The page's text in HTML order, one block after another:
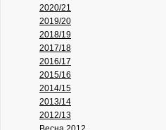
2020/21
2019/20
2018/19
2017/18
2016/17
2015/16
2014/15
2013/14
2012/13